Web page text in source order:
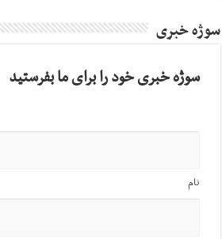
سوژه خبری
سوژه خبری خود را برای ما بفرستید
نام